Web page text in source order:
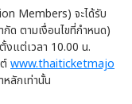
Members) จะได้รับ
ด ตามเงื่อนไขที่กำหนด)
งแต่เวลา 10.00 น.
www.thaiticketmajo
หลักเท่านั้น